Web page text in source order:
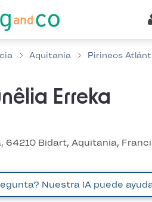
Aquitania
Pirineos
Erreka
64210 Bidart, Aquitania,